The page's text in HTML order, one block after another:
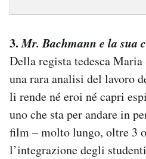
3. Mr. Bachmann e la sua
Della regista tedesca Maria
una rara analisi del lavoro
li rende né eroi né capri
uno che sta per andare in
film – molto lungo, oltre 3
l’integrazione degli